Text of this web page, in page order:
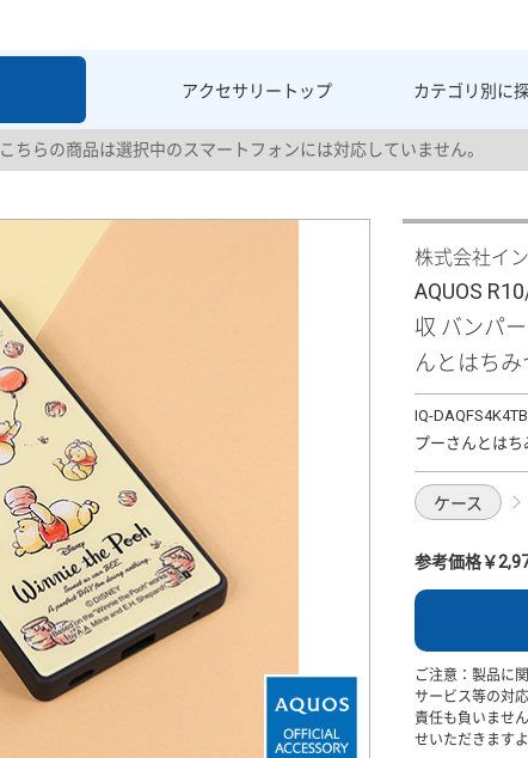
アクセサリー トップ カテゴリ別に
こちらの商品は選択中のスマートフォンには対応していません。
株式会社イ
AQUOS
収 バンパ
んとはちみ
IQ-
プーさんとはち
ケース
参考価格￥
ご注意：製品に
サービス等の対
責任も負いませ
せいただきます